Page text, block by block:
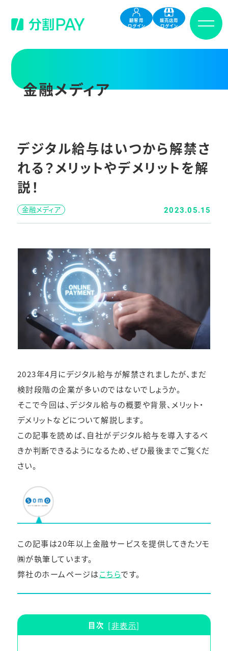
顧客用
ログイン
販売店用
ログイン
金融メディア
デジタル給与はいつから解禁さ
れる？メリットやデメリットを解
説！
金融メディア 2023.05.15
2023年4月にデジタル給与が解禁されましたが、まだ
検討段階の企業が多いのではないでしょうか。
そこで今回は、デジタル給与の概要や背景、メリット・
デメリットなどについて解説します。
この記事を読めば、自社がデジタル給与を導入するべ
きか判断できるようになるため、ぜひ最後までご覧くだ
さい。
この記事は20年以上金融サービスを提供してきたソモ
㈱が執筆しています。
弊社のホームページはこちらです。
目次 [非表示]